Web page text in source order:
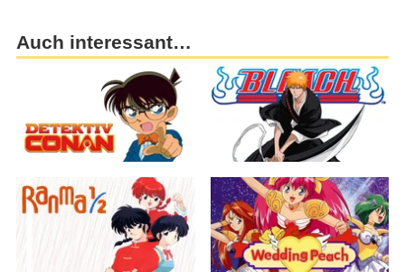
Auch interessant…